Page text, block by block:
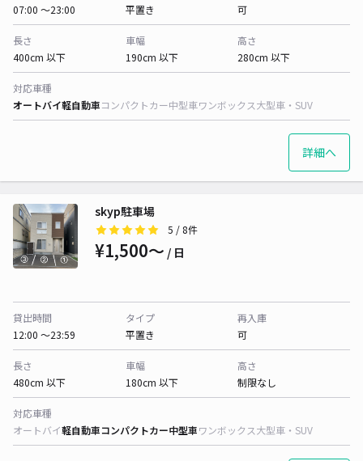
07:00 〜23:00
平置き
可
長さ
400cm 以下
車幅
190cm 以下
高さ
280cm 以下
対応車種
オートバイ軽自動車コンパクトカー中型車ワンボックス大型車・SUV
詳細へ
skyp駐車場
5 / 8件
¥1,500〜 / 日
貸出時間
12:00 〜23:59
タイプ
平置き
再入庫
可
長さ
480cm 以下
車幅
180cm 以下
高さ
制限なし
対応車種
オートバイ軽自動車コンパクトカー中型車ワンボックス大型車・SUV